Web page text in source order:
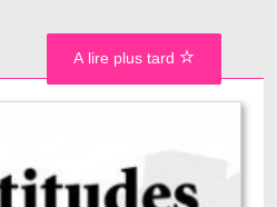
A lire plus tard